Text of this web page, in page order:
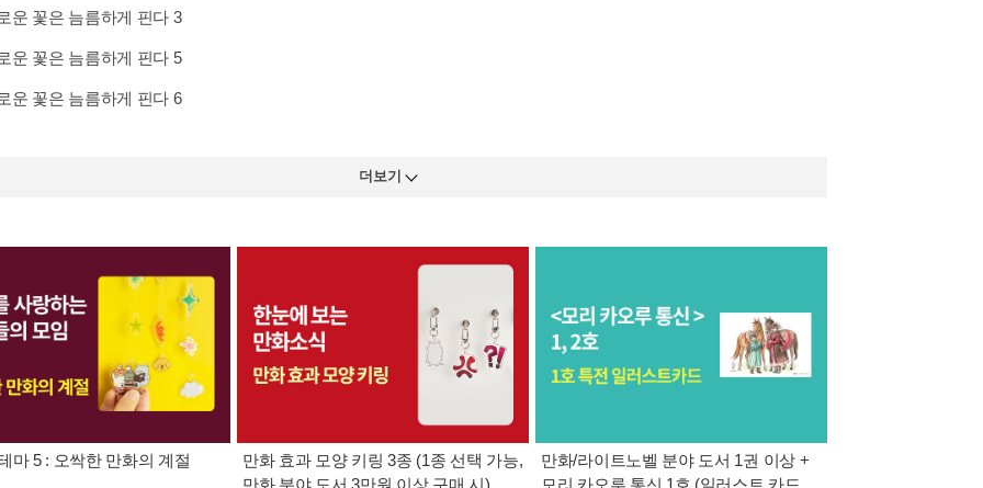
운 꽃은 늠름하게 핀다 3
운 꽃은 늠름하게 핀다 5
운 꽃은 늠름하게 핀다 6
더보기
마 5 : 오싹한 만화의 계절
만화 효과 모양 키링 3종 (1종 선택 가능,
만화 분야 도서 3만원 이상 구매 시)
만화/라이트노벨 분야 도서 1권 이상 +
모리 카오루 통신 1호 (일러스트 카드